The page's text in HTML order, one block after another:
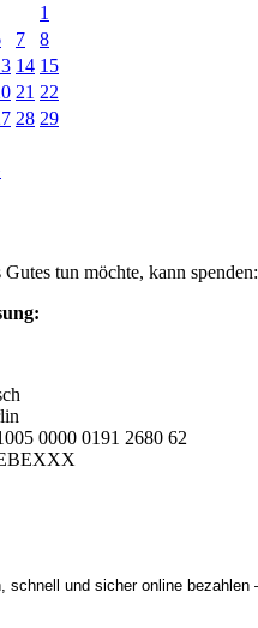
1
7
8
14 15
21 22
28 29
tun möchte, kann spenden:
0000 0191 2680 62